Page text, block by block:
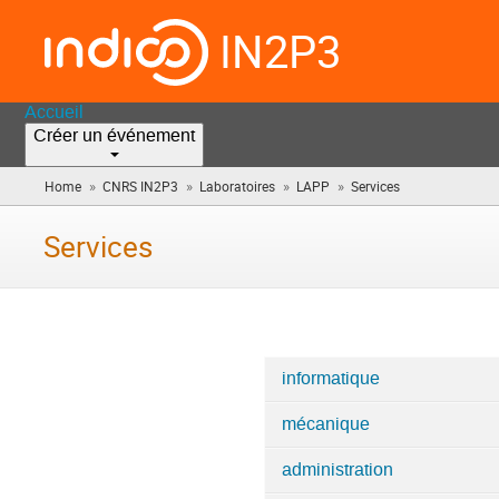
IN2P3
Accueil
Créer un événement
Home » CNRS IN2P3 » Laboratoires » LAPP » Services
êtes
Services
dans
Services
informatique
mécanique
administration